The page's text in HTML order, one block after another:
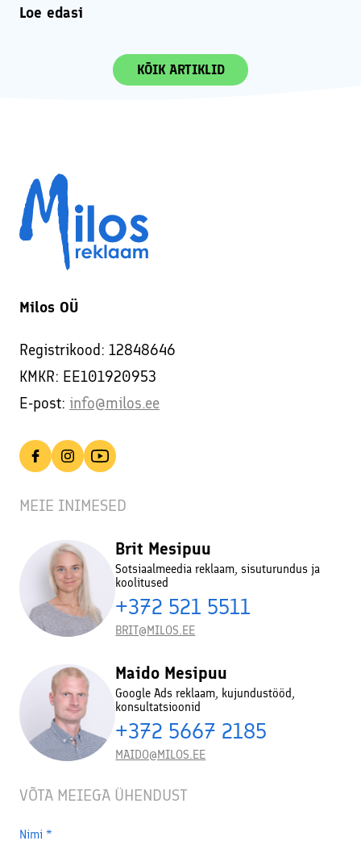
Loe edasi
KÕIK ARTIKLID
Milos OÜ
Registrikood: 12848646
KMKR: EE101920953
E-post: info@milos.ee
MEIE INIMESED
Brit Mesipuu
Sotsiaalmeedia reklaam, sisuturundus ja
koolitused
+372 521 5511
BRIT@MILOS.EE
Maido Mesipuu
Google Ads reklaam, kujundustööd,
konsultatsioonid
+372 5667 2185
MAIDO@MILOS.EE
VÕTA MEIEGA ÜHENDUST
Nimi *